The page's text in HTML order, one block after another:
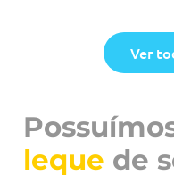
Ver
leque de